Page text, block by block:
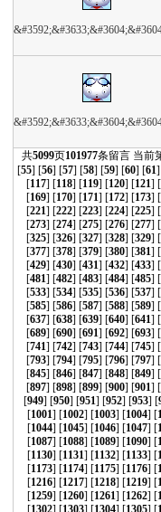
共5099页101977条留言 当前
[55] [56] [57] [58] [59] [60] [61
[117] [118] [119] [120] [121] [
[169] [170] [171] [172] [173] [
[221] [222] [223] [224] [225] [
[273] [274] [275] [276] [277] [
[325] [326] [327] [328] [329] [
[377] [378] [379] [380] [381] [
[429] [430] [431] [432] [433] [
[481] [482] [483] [484] [485] [
[533] [534] [535] [536] [537] [
[585] [586] [587] [588] [589] [
[637] [638] [639] [640] [641] [
[689] [690] [691] [692] [693] [
[741] [742] [743] [744] [745] [
[793] [794] [795] [796] [797] [
[845] [846] [847] [848] [849] [
[897] [898] [899] [900] [901] [
[949] [950] [951] [952] [953] [
[1001] [1002] [1003] [1004] [
[1044] [1045] [1046] [1047] [
[1087] [1088] [1089] [1090] [
[1130] [1131] [1132] [1133] [
[1173] [1174] [1175] [1176] [
[1216] [1217] [1218] [1219] [
[1259] [1260] [1261] [1262] [
[1302] [1303] [1304] [1305] [